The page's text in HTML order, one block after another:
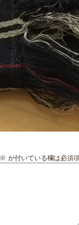
※ が付いている欄は必須